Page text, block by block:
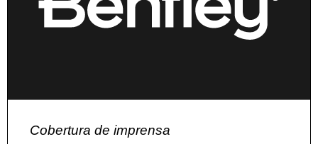
Cobertura de imprensa